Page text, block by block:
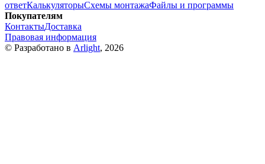
ответКалькуляторыСхемы монтажаФайлы и программы
Покупателям
КонтактыДоставка
Правовая информация
© Разработано в Arlight, 2026